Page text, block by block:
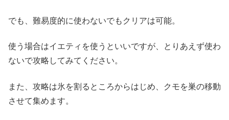
でも、難易度的に使わないでもクリアは可能。
使う場合はイエティを使うといいですが、とりあえず使わ
ないで攻略してみてください。
また、攻略は氷を割るところからはじめ、クモを巣の移動
させて集めます。